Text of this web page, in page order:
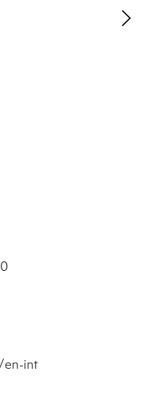
en-int